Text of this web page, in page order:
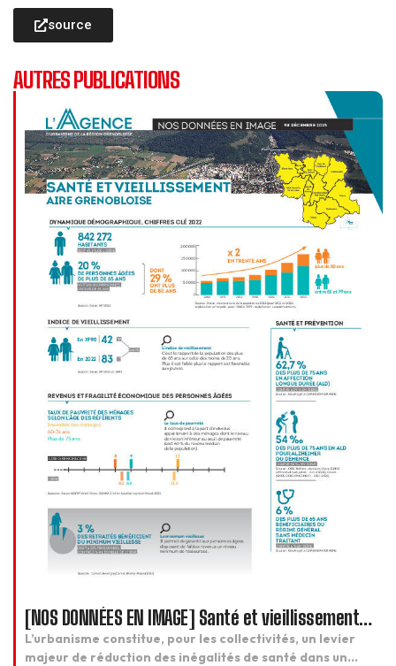
source
AUTRES PUBLICATIONS
[NOS DONNÉES EN IMAGE] Santé et vieillissement
dans l’aire grenobloise
L’urbanisme constitue, pour les collectivités, un levier
majeur de réduction des inégalités de santé dans un